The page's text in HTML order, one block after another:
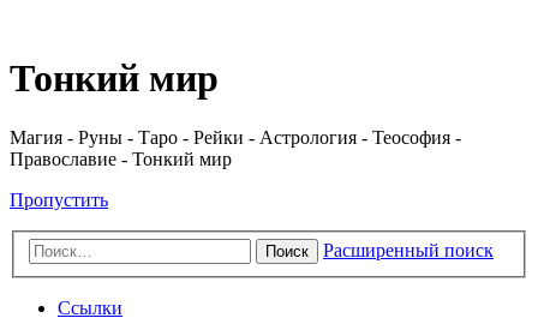
Тонкий мир
Магия - Руны - Таро - Рейки - Астрология - Теософия -
Православие - Тонкий мир
Пропустить
Поиск Расширенный поиск
Ссылки